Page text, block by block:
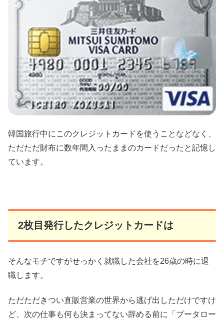
韓国旅行中にこのクレジットカードを使うことなどなく、
ただただ財布に数年間入ったままのカードだったと記憶し
ています。
2枚目発行したクレジットカードは
そんなモチですがせっかく就職した会社を26歳の時に退
職します。
ただただきつい直販営業の世界から逃げ出しただけですけ
ど、次の仕事も何も決まってない辞める前に「プータロー